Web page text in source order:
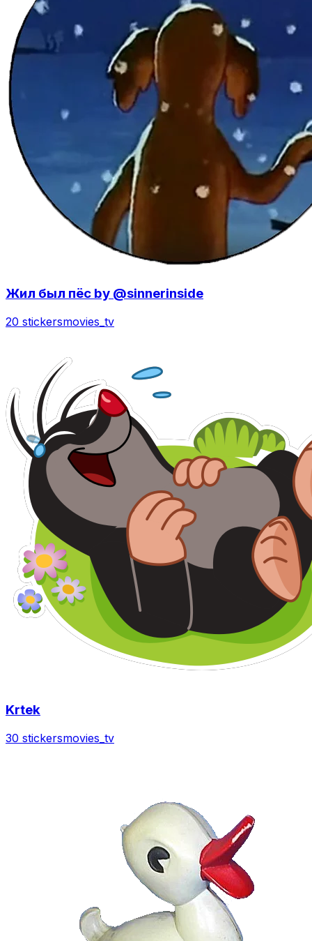
Жил был пёс by @sinnerinside
20 stickersmovies_tv
Krtek
30 stickersmovies_tv